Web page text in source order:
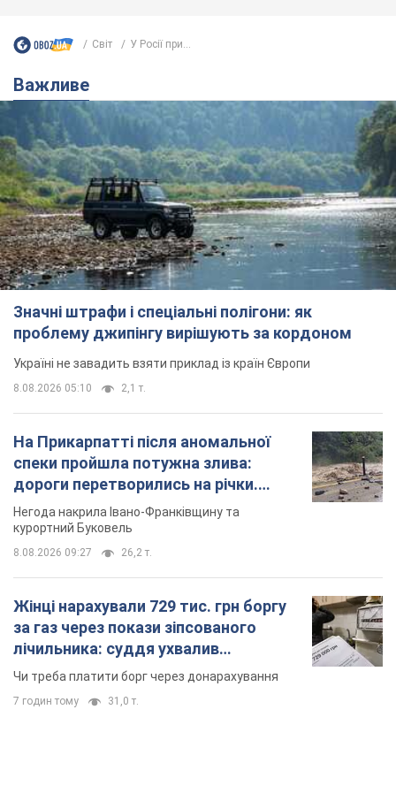
Світ У Росії при...
Важливе
Значні штрафи і спеціальні полігони: як
проблему джипінгу вирішують за кордоном
Україні не завадить взяти приклад із країн Європи
8.08.2026 05:10 2,1 т.
На Прикарпатті після аномальної
спеки пройшла потужна злива:
дороги перетворились на річки.
Відео
Негода накрила Івано-Франківщину та
курортний Буковель
8.08.2026 09:27 26,2 т.
Жінці нарахували 729 тис. грн боргу
за газ через покази зіпсованого
лічильника: суддя ухвалив
неочікуване рішення
Чи треба платити борг через донарахування
7 годин тому 31,0 т.